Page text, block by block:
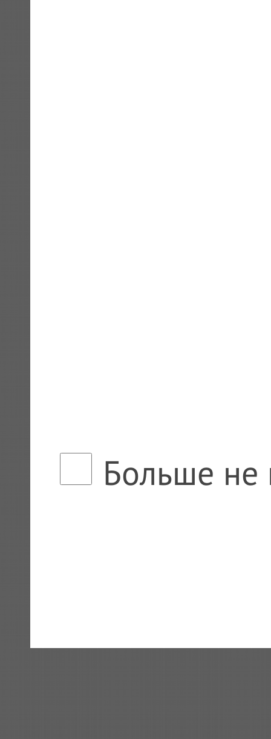
Больше не